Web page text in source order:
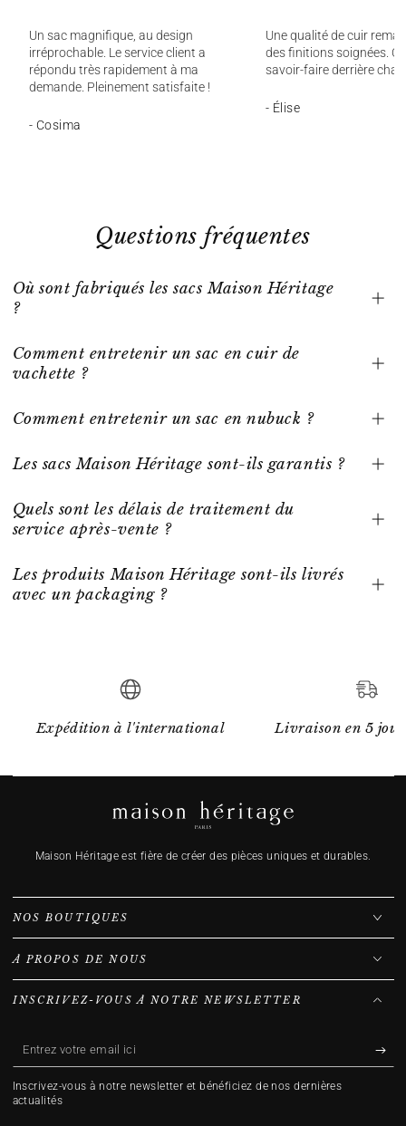
Un sac magnifique, au design
irréprochable. Le service client a
répondu très rapidement à ma
demande. Pleinement satisfaite !
- Cosima
Une qualité de cuir
des finitions soignées.
savoir-faire derrière
- Élise
Questions fréquentes
Où sont fabriqués les sacs Maison Héritage
?
Comment entretenir un sac en cuir de
vachette ?
Comment entretenir un sac en nubuck ?
Les sacs Maison Héritage sont-ils garantis ?
Quels sont les délais de traitement du
service après-vente ?
Les produits Maison Héritage sont-ils livrés
avec un packaging ?
Expédition à l'international Livraison en 5
Maison Héritage est fière de créer des pièces uniques et durables.
NOS BOUTIQUES
À PROPOS DE NOUS
INSCRIVEZ-VOUS À NOTRE NEWSLETTER
Entrez
votre
email
Inscrivez-vous à notre newsletter et bénéficiez de nos dernières
actualités